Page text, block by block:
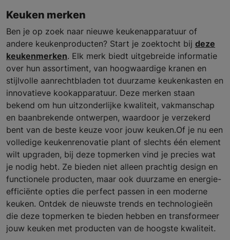
Keuken merken
Ben je op zoek naar nieuwe keukenapparatuur of
andere keukenproducten? Start je zoektocht bij deze
keukenmerken. Elk merk biedt uitgebreide informatie
over hun assortiment, van hoogwaardige kranen en
stijlvolle aanrechtbladen tot duurzame keukenkasten en
innovatieve kookapparatuur. Deze merken staan
bekend om hun uitzonderlijke kwaliteit, vakmanschap
en baanbrekende ontwerpen, waardoor je verzekerd
bent van de beste keuze voor jouw keuken.Of je nu een
volledige keukenrenovatie plant of slechts één element
wilt upgraden, bij deze topmerken vind je precies wat
je nodig hebt. Ze bieden niet alleen prachtig design en
functionele producten, maar ook duurzame en energie-
efficiënte opties die perfect passen in een moderne
keuken. Ontdek de nieuwste trends en technologieën
die deze topmerken te bieden hebben en transformeer
jouw keuken met producten van de hoogste kwaliteit.